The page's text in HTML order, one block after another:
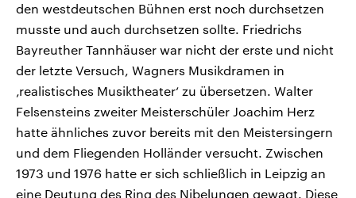
den westdeutschen Bühnen erst noch durchsetzen
musste und auch durchsetzen sollte. Friedrichs
Bayreuther Tannhäuser war nicht der erste und nicht
der letzte Versuch, Wagners Musikdramen in
‚realistisches Musiktheater‘ zu übersetzen. Walter
Felsensteins zweiter Meisterschüler Joachim Herz
hatte ähnliches zuvor bereits mit den Meistersingern
und dem Fliegenden Holländer versucht. Zwischen
1973 und 1976 hatte er sich schließlich in Leipzig an
eine Deutung des Ring des Nibelungen gewagt. Diese